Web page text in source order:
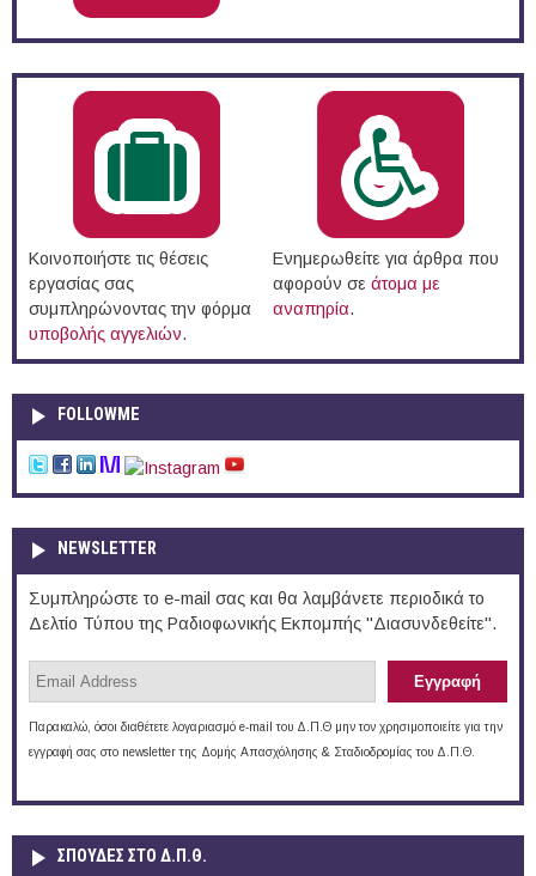
Κοινοποιήστε τις θέσεις
εργασίας σας
συμπληρώνοντας την φόρμα
υποβολής αγγελιών.
Ενημερωθείτε για άρθρα που
αφορούν σε άτομα με
αναπηρία.
FOLLOWME
NEWSLETTER
Συμπληρώστε το e-mail σας και θα λαμβάνετε περιοδικά το
Δελτίο Τύπου της Ραδιοφωνικής Εκπομπής "Διασυνδεθείτε".
Παρακαλώ, όσοι διαθέτετε λογαριασμό e-mail του Δ.Π.Θ μην τον χρησιμοποιείτε για την
εγγραφή σας στο newsletter της Δομής Απασχόλησης & Σταδιοδρομίας του Δ.Π.Θ.
ΣΠΟΥΔΈΣ ΣΤΟ Δ.Π.Θ.